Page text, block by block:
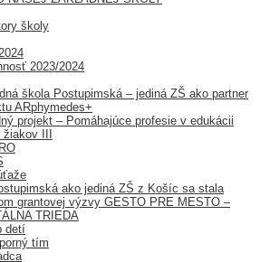
školy
2023/2024
škola Postupimská – jediná ZŠ ako partner
ARphymedes+
projekt – Pomáhajúce profesie v edukácii
III
ako jediná ZŠ z Košíc sa stala
grantovej výzvy GESTO PRE MESTO –
TRIEDA
detí
tím